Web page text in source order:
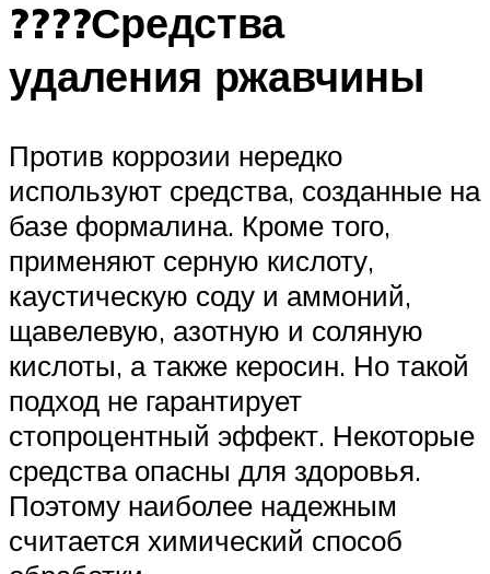
????Средства
удаления ржавчины
Против коррозии нередко
используют средства, созданные на
базе формалина. Кроме того,
применяют серную кислоту,
каустическую соду и аммоний,
щавелевую, азотную и соляную
кислоты, а также керосин. Но такой
подход не гарантирует
стопроцентный эффект. Некоторые
средства опасны для здоровья.
Поэтому наиболее надежным
считается химический способ